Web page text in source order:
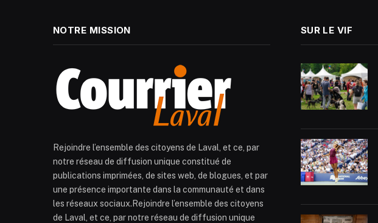
NOTRE MISSION
Rejoindre l’ensemble des citoyens de Laval, et ce, par
notre réseau de diffusion unique constitué de
publications imprimées, de sites web, de blogues, et par
une présence importante dans la communauté et dans
les réseaux sociaux.Rejoindre l’ensemble des citoyens
de Laval, et ce, par notre réseau de diffusion unique
SUR LE VIF